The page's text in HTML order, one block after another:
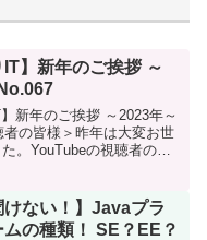
IT】新年のご挨拶 ～
】新年のご挨拶 ～2023年～
者の皆様＞昨年は大変お世
。YouTubeの視聴者の皆
けない！】Javaプラ
ムの種類！ SE？EE？